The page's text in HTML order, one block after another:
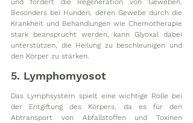
und fördert die Regeneration von Geweben.
Besonders bei Hunden, deren Gewebe durch die
Krankheit und Behandlungen wie Chemotherapie
stark beansprucht werden, kann Glyoxal dabei
unterstützen, die Heilung zu beschleunigen und
den Körper zu stärken.
5. Lymphomyosot
Das Lymphsystem spielt eine wichtige Rolle bei
der Entgiftung des Körpers, da es für den
Abtransport von Abfallstoffen und Toxinen